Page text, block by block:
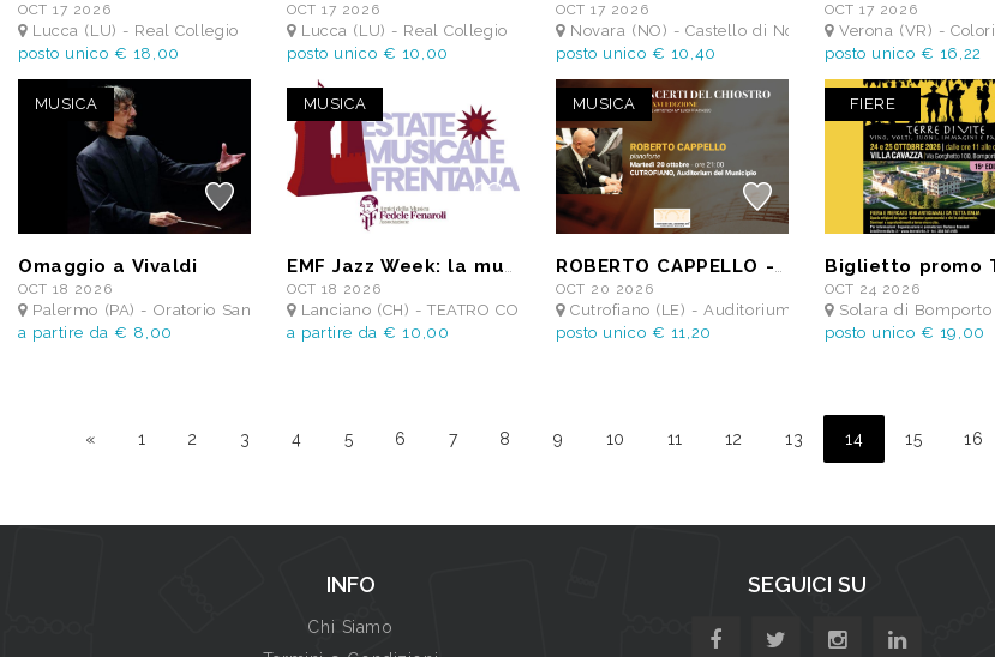
OCT 17 2026
Lucca (LU) - Real Collegio
posto unico € 18,00
OCT 17 2026
Lucca (LU) - Real Collegio
posto unico € 10,00
OCT 17 2026
Novara (NO) - Castello di Novara
posto unico € 10,40
OCT 17 2026
Verona (VR) -
posto unico € 16,22
MUSICA
Omaggio a Vivaldi
OCT 18 2026
Palermo (PA) - Oratorio Santa Cita
a partire da € 8,00
MUSICA
EMF Jazz Week: la musica coloniale
OCT 18 2026
Lanciano (CH) - TEATRO COMUNALE FEDELE FENAROLI
a partire da € 10,00
MUSICA
ROBERTO CAPPELLO - Festival I Concerti del Chiostro
OCT 20 2026
Cutrofiano (LE) - Auditorium Comunale Cutrofiano
posto unico € 11,20
FIERE
Biglietto promo Terre Di Vite -1 Ingresso a scelta tra 24
OCT 24 2026
Solara di Bomporto
posto unico € 19,00
« 1 2 3 4 5 6 7 8 9 10 11 12 13 14 15 16
INFO
Chi Siamo
SEGUICI SU